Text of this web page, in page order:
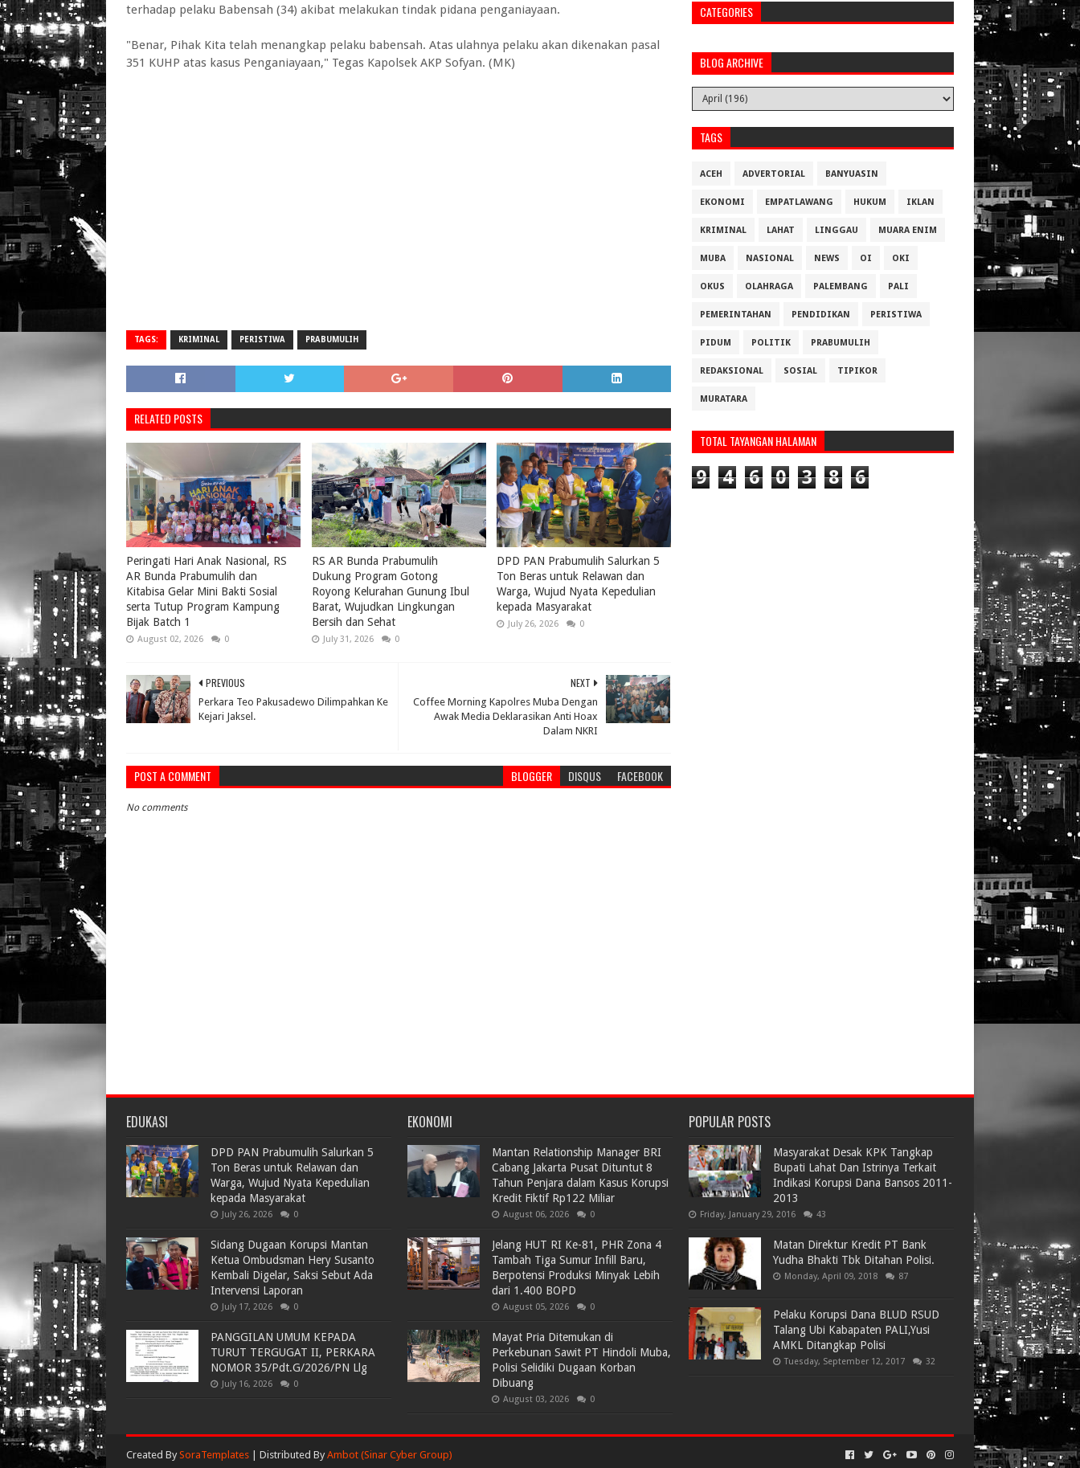
terhadap pelaku Babensah (34) akibat melakukan tindak pidana penganiayaan.
"Benar, Pihak Kita telah menangkap pelaku babensah. Atas ulahnya pelaku akan dikenakan pasal
351 KUHP atas kasus Penganiayaan," Tegas Kapolsek AKP Sofyan. (MK)
TAGS: KRIMINAL PERISTIWA PRABUMULIH
RELATED POSTS
Peringati Hari Anak Nasional, RS
AR Bunda Prabumulih dan
Kitabisa Gelar Mini Bakti Sosial
serta Tutup Program Kampung
Bijak Batch 1
August 02, 2026 0
RS AR Bunda Prabumulih
Dukung Program Gotong
Royong Kelurahan Gunung Ibul
Barat, Wujudkan Lingkungan
Bersih dan Sehat
July 31, 2026 0
DPD PAN Prabumulih Salurkan 5
Ton Beras untuk Relawan dan
Warga, Wujud Nyata Kepedulian
kepada Masyarakat
July 26, 2026 0
NEXT
Coffee Morning Kapolres Muba Dengan
Awak Media Deklarasikan Anti Hoax
Dalam NKRI
PREVIOUS
Perkara Teo Pakusadewo Dilimpahkan Ke
Kejari Jaksel.
POST A COMMENT BLOGGER DISQUS FACEBOOK
No comments
CATEGORIES
BLOG ARCHIVE
TAGS
ACEH ADVERTORIAL BANYUASIN
EKONOMI EMPATLAWANG HUKUM IKLAN
KRIMINAL LAHAT LINGGAU MUARA ENIM
MUBA NASIONAL NEWS OI OKI
OKUS OLAHRAGA PALEMBANG PALI
PEMERINTAHAN PENDIDIKAN PERISTIWA
PIDUM POLITIK PRABUMULIH
REDAKSIONAL SOSIAL TIPIKOR
MURATARA
TOTAL TAYANGAN HALAMAN
9 4 6 0 3 8 6
EDUKASI
DPD PAN Prabumulih Salurkan 5
Ton Beras untuk Relawan dan
Warga, Wujud Nyata Kepedulian
kepada Masyarakat
July 26, 2026 0
Sidang Dugaan Korupsi Mantan
Ketua Ombudsman Hery Susanto
Kembali Digelar, Saksi Sebut Ada
Intervensi Laporan
July 17, 2026 0
PANGGILAN UMUM KEPADA
TURUT TERGUGAT II, PERKARA
NOMOR 35/Pdt.G/2026/PN Llg
July 16, 2026 0
EKONOMI
Mantan Relationship Manager BRI
Cabang Jakarta Pusat Dituntut 8
Tahun Penjara dalam Kasus Korupsi
Kredit Fiktif Rp122 Miliar
August 06, 2026 0
Jelang HUT RI Ke-81, PHR Zona 4
Tambah Tiga Sumur Infill Baru,
Berpotensi Produksi Minyak Lebih
dari 1.400 BOPD
August 05, 2026 0
Mayat Pria Ditemukan di
Perkebunan Sawit PT Hindoli Muba,
Polisi Selidiki Dugaan Korban
Dibuang
August 03, 2026 0
POPULAR POSTS
Masyarakat Desak KPK Tangkap
Bupati Lahat Dan Istrinya Terkait
Indikasi Korupsi Dana Bansos 2011-
2013
Friday, January 29, 2016 43
Matan Direktur Kredit PT Bank
Yudha Bhakti Tbk Ditahan Polisi.
Monday, April 09, 2018 87
Pelaku Korupsi Dana BLUD RSUD
Talang Ubi Kabapaten PALI,Yusi
AMKL Ditangkap Polisi
Tuesday, September 12, 2017 32
Created By SoraTemplates | Distributed By Ambot (Sinar Cyber Group)